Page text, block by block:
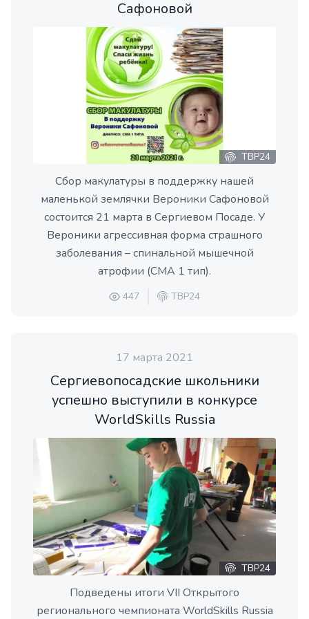
Сафоновой
ТВР24
Сбор макулатуры в поддержку нашей
маленькой землячки Вероники Сафоновой
состоится 21 марта в Сергиевом Посаде. У
Вероники агрессивная форма страшного
заболевания – спинальной мышечной
атрофии (СМА 1 тип).
447 ТВР24
17 марта 2021
Сергиевопосадские школьники
успешно выступили в конкурсе
WorldSkills Russia
ТВР24
Подведены итоги VII Открытого
регионального чемпионата WorldSkills Russia